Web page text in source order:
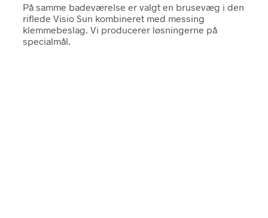
På samme badeværelse er valgt en brusevæg i den
riflede Visio Sun kombineret med messing
klemmebeslag. Vi producerer løsningerne på
specialmål.